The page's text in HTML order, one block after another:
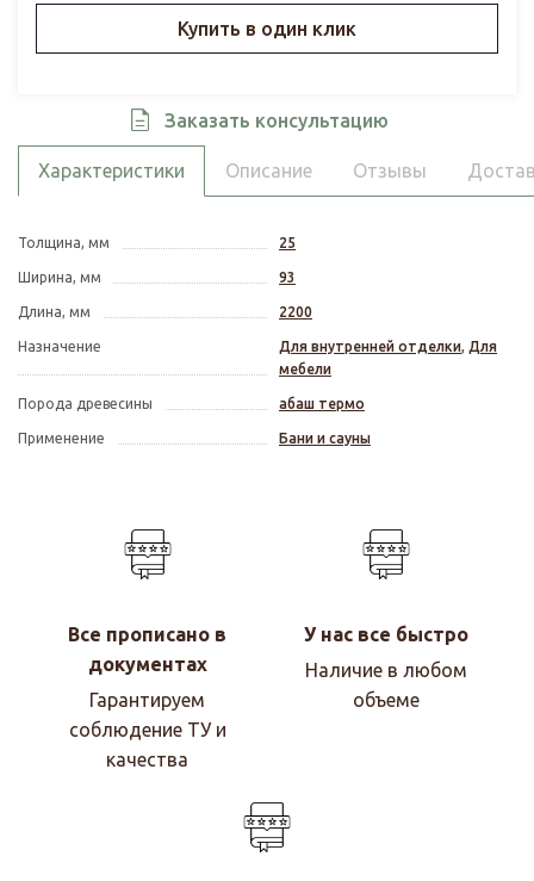
Купить в один клик
Заказать консультацию
Характеристики Описание Отзывы
Толщина, мм 25
Ширина, мм 93
Длина, мм 2200
Назначение Для внутренней отделки, Для
мебели
Порода древесины абаш термо
Применение Бани и сауны
Все прописано в
документах
Гарантируем
соблюдение ТУ и
качества
У нас все быстро
Наличие в любом
объеме